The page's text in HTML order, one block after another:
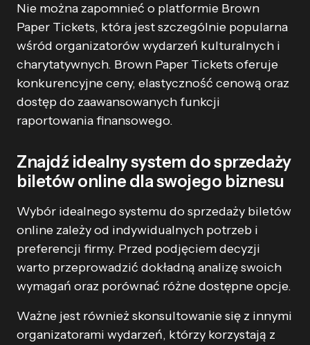
Nie można zapomnieć o platformie Brown
Paper Tickets, która jest szczególnie popularna
wśród organizatorów wydarzeń kulturalnych i
charytatywnych. Brown Paper Tickets oferuje
konkurencyjne ceny, elastyczność cenową oraz
dostęp do zaawansowanych funkcji
raportowania finansowego.
Znajdź idealny system do sprzedaży
biletów online dla swojego biznesu
Wybór idealnego systemu do sprzedaży biletów
online zależy od indywidualnych potrzeb i
preferencji firmy. Przed podjęciem decyzji
warto przeprowadzić dokładną analizę swoich
wymagań oraz porównać różne dostępne opcje.
Ważne jest również skonsultowanie się z innymi
organizatorami wydarzeń, którzy korzystają z